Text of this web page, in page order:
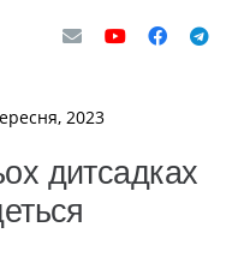
2023
дитсадках